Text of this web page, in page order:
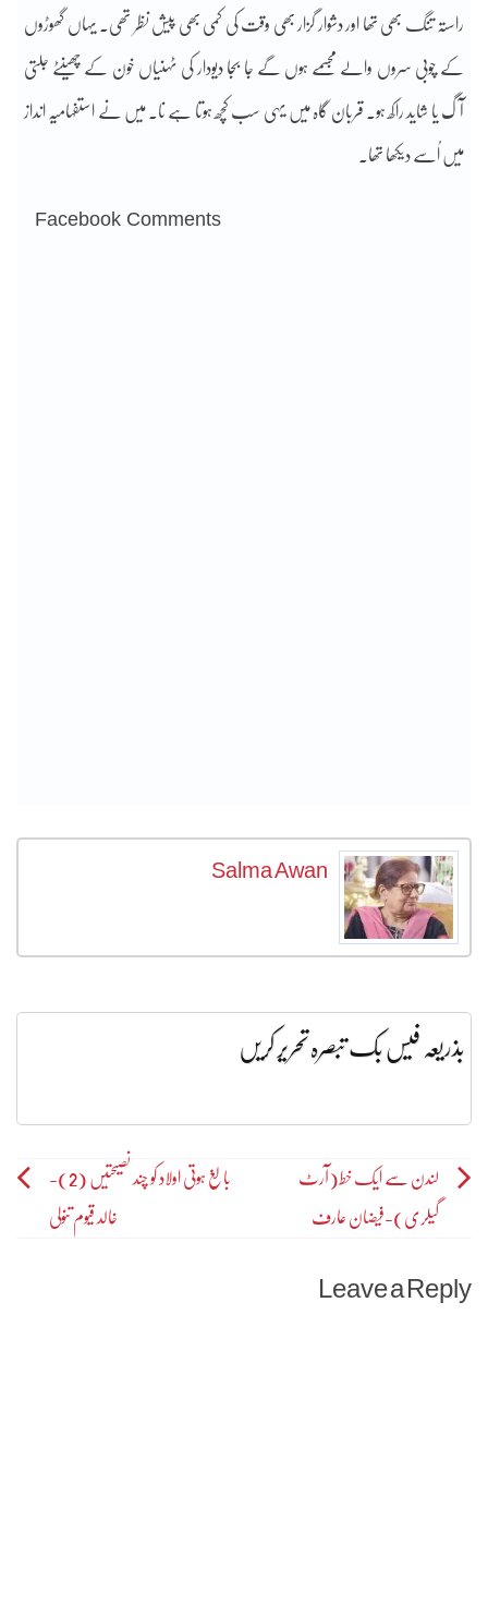
راستہ تنگ بھی تھا اور دشوار گزار بھی وقت کی کمی بھی پیش نظر تھی۔ یہاں گھوڑوں
کے چوبی سروں والے مجسمے ہوں گے جا بجا دیودار کی ٹہنیاں خون کے چھینٹے جلتی
آگ یا شاید راکھ ہو۔ قربان گاہ میں یہی سب کچھ ہوتا ہے نا۔ میں نے استفہامیہ انداز
میں اُسے دیکھا تھا۔
Facebook Comments
Salma Awan
بذریعہ فیس بک تبصرہ تحریر کریں
Post
navigation
لندن سے ایک خط(آرٹ
گیلری)-فیضان عارف
بالغ ہوتی اولاد کو چند نصیحتیں (2)-
خالد قیوم تنولی
Leave a Reply